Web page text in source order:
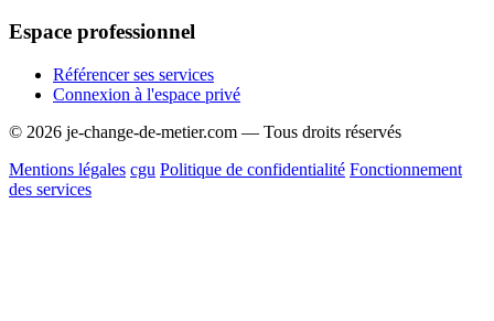
Espace professionnel
Référencer ses services
Connexion à l'espace privé
© 2026 je-change-de-metier.com — Tous droits réservés
Mentions légales cgu Politique de confidentialité Fonctionnement
des services